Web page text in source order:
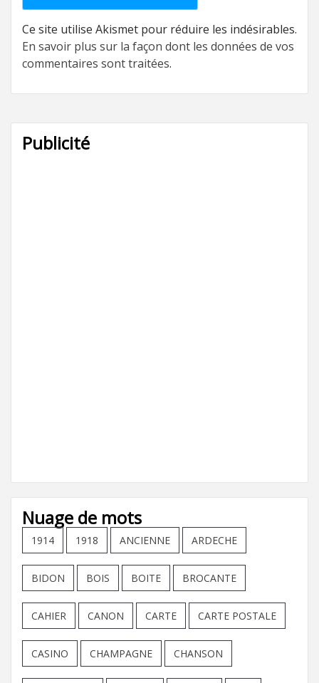
Ce site utilise Akismet pour réduire les indésirables.
En savoir plus sur la façon dont les données de vos
commentaires sont traitées.
Publicité
Nuage de mots
1914 1918 ANCIENNE ARDECHE
BIDON BOIS BOITE BROCANTE
CAHIER CANON CARTE CARTE POSTALE
CASINO CHAMPAGNE CHANSON